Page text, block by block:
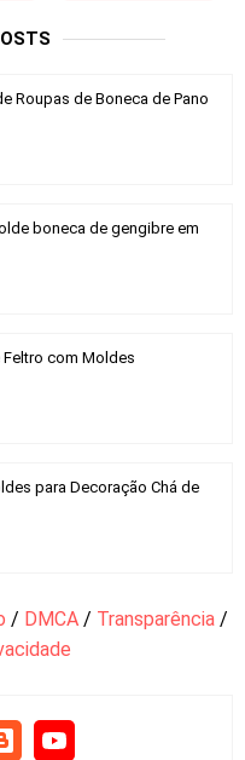
Roupas de Boneca de Pano
boneca de gengibre em
com Moldes
para Decoração Chá de
/ DMCA / Transparência /